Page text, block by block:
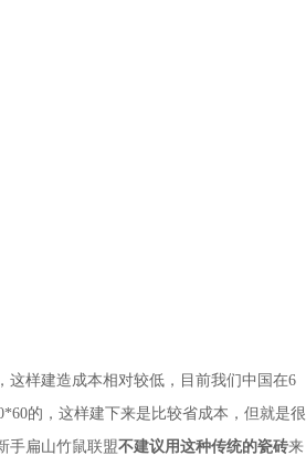
这样建造成本相对较低，目前我们中国在6
的，这样建下来是比较省成本，但就是很
手扁山竹鼠联盟不建议用这种传统的瓷砖来